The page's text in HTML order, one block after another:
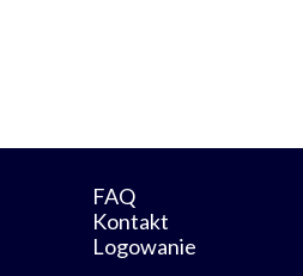
FAQ
Kontakt
Logowanie